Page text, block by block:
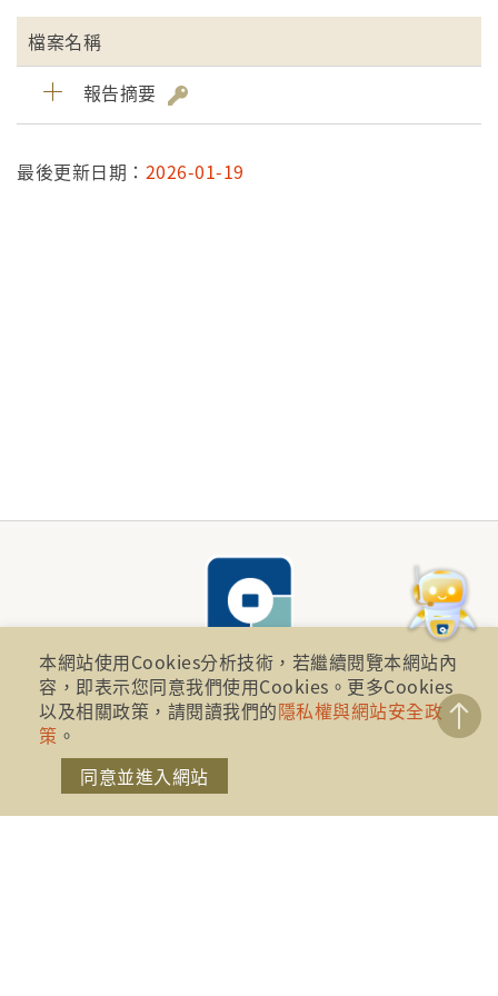
檔案名稱
報告摘要
最後更新日期： 2026-01-19
財團法人金融消費評議中心 著作權所有
地址：10041台北市忠孝西路一段四號17樓(崇聖大樓)
本網站使用Cookies分析技術，若繼續閱覽本網站內
容，即表示您同意我們使用Cookies。更多Cookies
以及相關政策，請閱讀我們的隱私權與網站安全政
策 。
同意並進入網站